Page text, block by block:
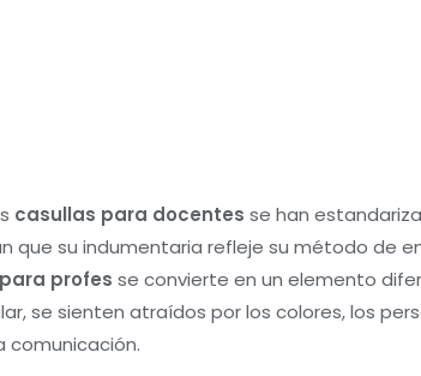
casullas para docentes se han
que su indumentaria refleje su método de
profes se convierte en un elemento
se sienten atraídos por los colores, los
comunicación.